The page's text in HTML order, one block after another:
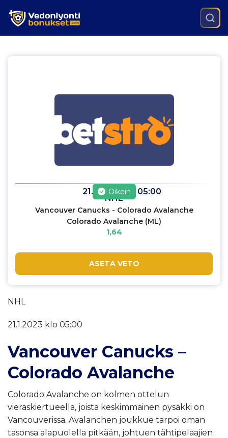
21.1.2023 klo 05:00
NHL
Vancouver Canucks - Colorado Avalanche
Colorado Avalanche (ML)
1,64
Oikein
ASETA VETO
NHL
21.1.2023 klo 05:00
Vancouver Canucks –
Colorado Avalanche
Colorado Avalanche on kolmen ottelun
vieraskiertueella, joista keskimmäinen pysäkki on
Vancouverissa. Avalanchen joukkue tarpoi oman
tasonsa alapuolella pitkään, johtuen tähtipelaajien